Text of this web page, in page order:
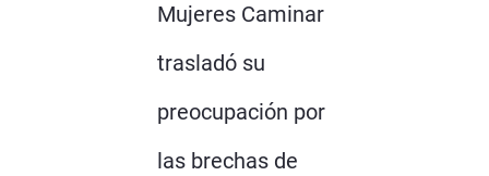
Mujeres Caminar
trasladó su
preocupación por
las brechas de